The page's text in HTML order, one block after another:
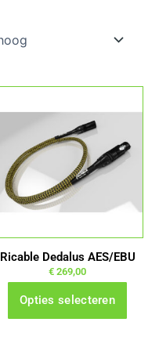
Ricable Dedalus AES/EBU
€ 269,00
Opties selecteren
product
heeft
meerdere
variaties.
Deze
worden
op
de
productpagina